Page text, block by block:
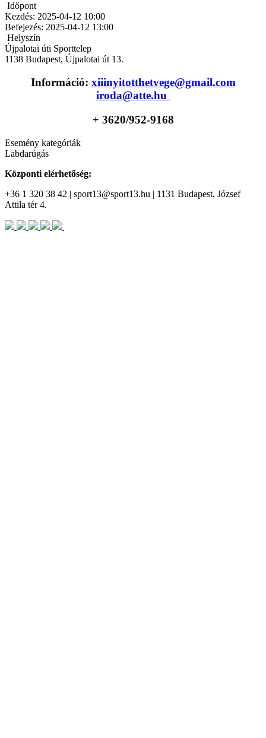
Időpont
Kezdés: 2025-04-12 10:00
Befejezés: 2025-04-12 13:00
Helyszín
Újpalotai úti Sporttelep
1138 Budapest, Újpalotai út 13.
Információ: xiiinyitotthetvege@gmail.com
iroda@atte.hu
+ 3620/952-9168
Esemény kategóriák
Labdarúgás
Központi elérhetőség:
+36 1 320 38 42 | sport13@sport13.hu | 1131 Budapest, József
Attila tér 4.